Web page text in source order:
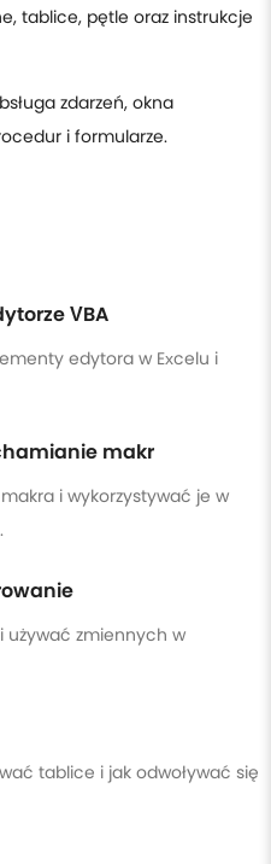
tablice, pętle oraz instrukcje
zdarzeń, okna
i formularze.
VBA
edytora w Excelu i
makr
i wykorzystywać je w
używać zmiennych w
tablice i jak odwoływać się